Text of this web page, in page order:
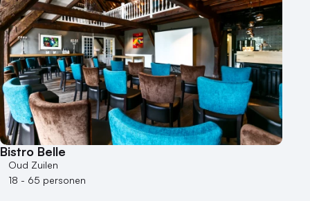
Bistro Belle
Oud Zuilen
18 - 65 personen